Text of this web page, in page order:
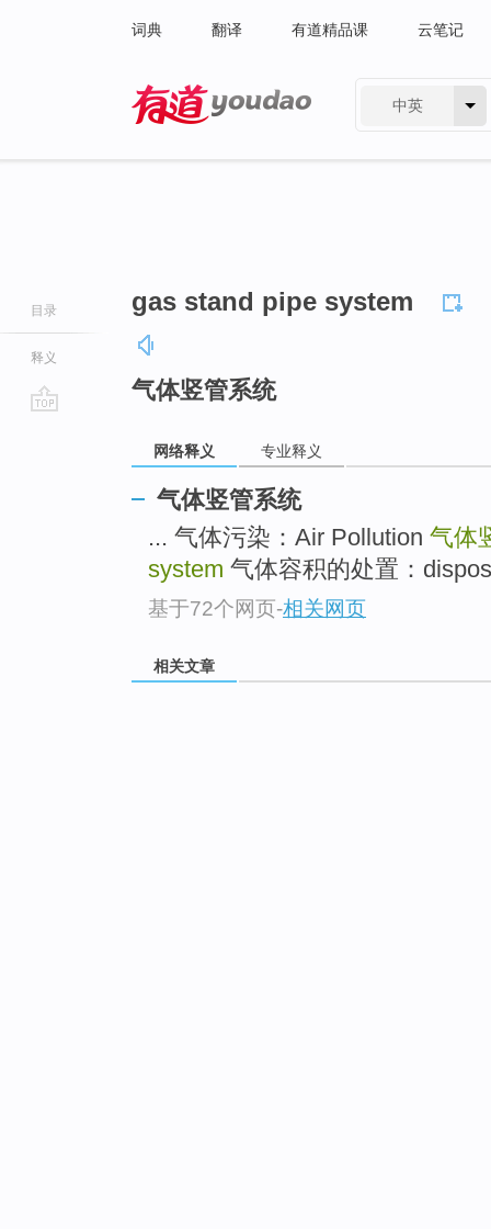
词典 翻译 有道精品课 云笔记
中英
目录
释义
gas stand pipe system
气体竖管系统
网络释义 专业释义
气体竖管系统
... 气体污染：Air Pollution 气体
system 气体容积的处置：
基于72个网页-相关网页
相关文章